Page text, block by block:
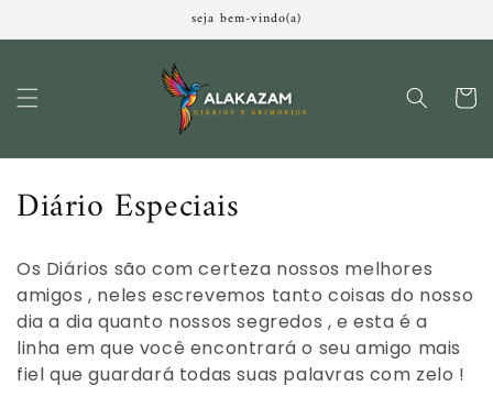
conteúdo
seja bem-vindo(a)
C
o
l
e
ç
Diário Especiais
Os Diários são com certeza nossos melhores
amigos , neles escrevemos tanto coisas do nosso
dia a dia quanto nossos segredos , e esta é a
linha em que você encontrará o seu amigo mais
fiel que guardará todas suas palavras com zelo !